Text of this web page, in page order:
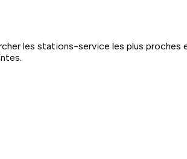
les stations-service les plus proches